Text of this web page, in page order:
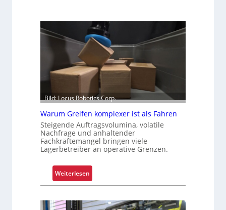
Bild: Locus Robotics Corp.
Warum Greifen komplexer ist als Fahren
Steigende Auftragsvolumina, volatile
Nachfrage und anhaltender
Fachkräftemangel bringen viele
Lagerbetreiber an operative Grenzen.
Weiterlesen:
W
r